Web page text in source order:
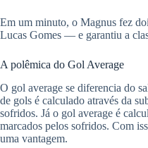
Em um minuto, o Magnus fez
Lucas Gomes — e garantiu a
​A polêmica do Gol Average
​O gol average se diferencia do
de gols é calculado através da
sofridos. Já o gol average é
marcados pelos sofridos. Com
uma vantagem.